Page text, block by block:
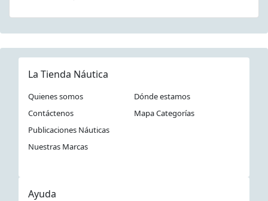
La Tienda Náutica
Quienes somos
Dónde estamos
Contáctenos
Mapa Categorías
Publicaciones Náuticas
Nuestras Marcas
Ayuda